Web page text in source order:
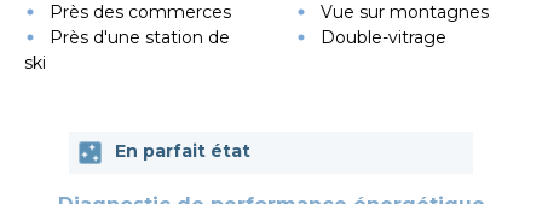
Près des commerces
Près d'une station de
ski
Vue sur montagnes
Double-vitrage
En parfait état